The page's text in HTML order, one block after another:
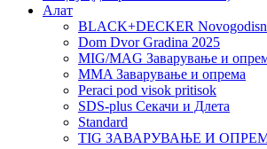
Алат
BLACK+DECKER
Dom Dvor Gradina 2025
MIG/MAG Заварување и
MMA Заварување и опрема
Peraci pod visok pritisok
SDS-plus Секачи и Длета
Standard
TIG ЗАВАРУВАЊЕ И